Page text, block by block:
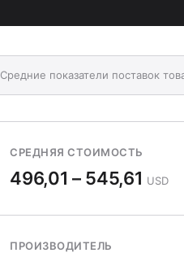
Средние показатели поставок
СРЕДНЯЯ СТОИМОСТЬ
496,01 – 545,61 USD
ПРОИЗВОДИТЕЛЬ